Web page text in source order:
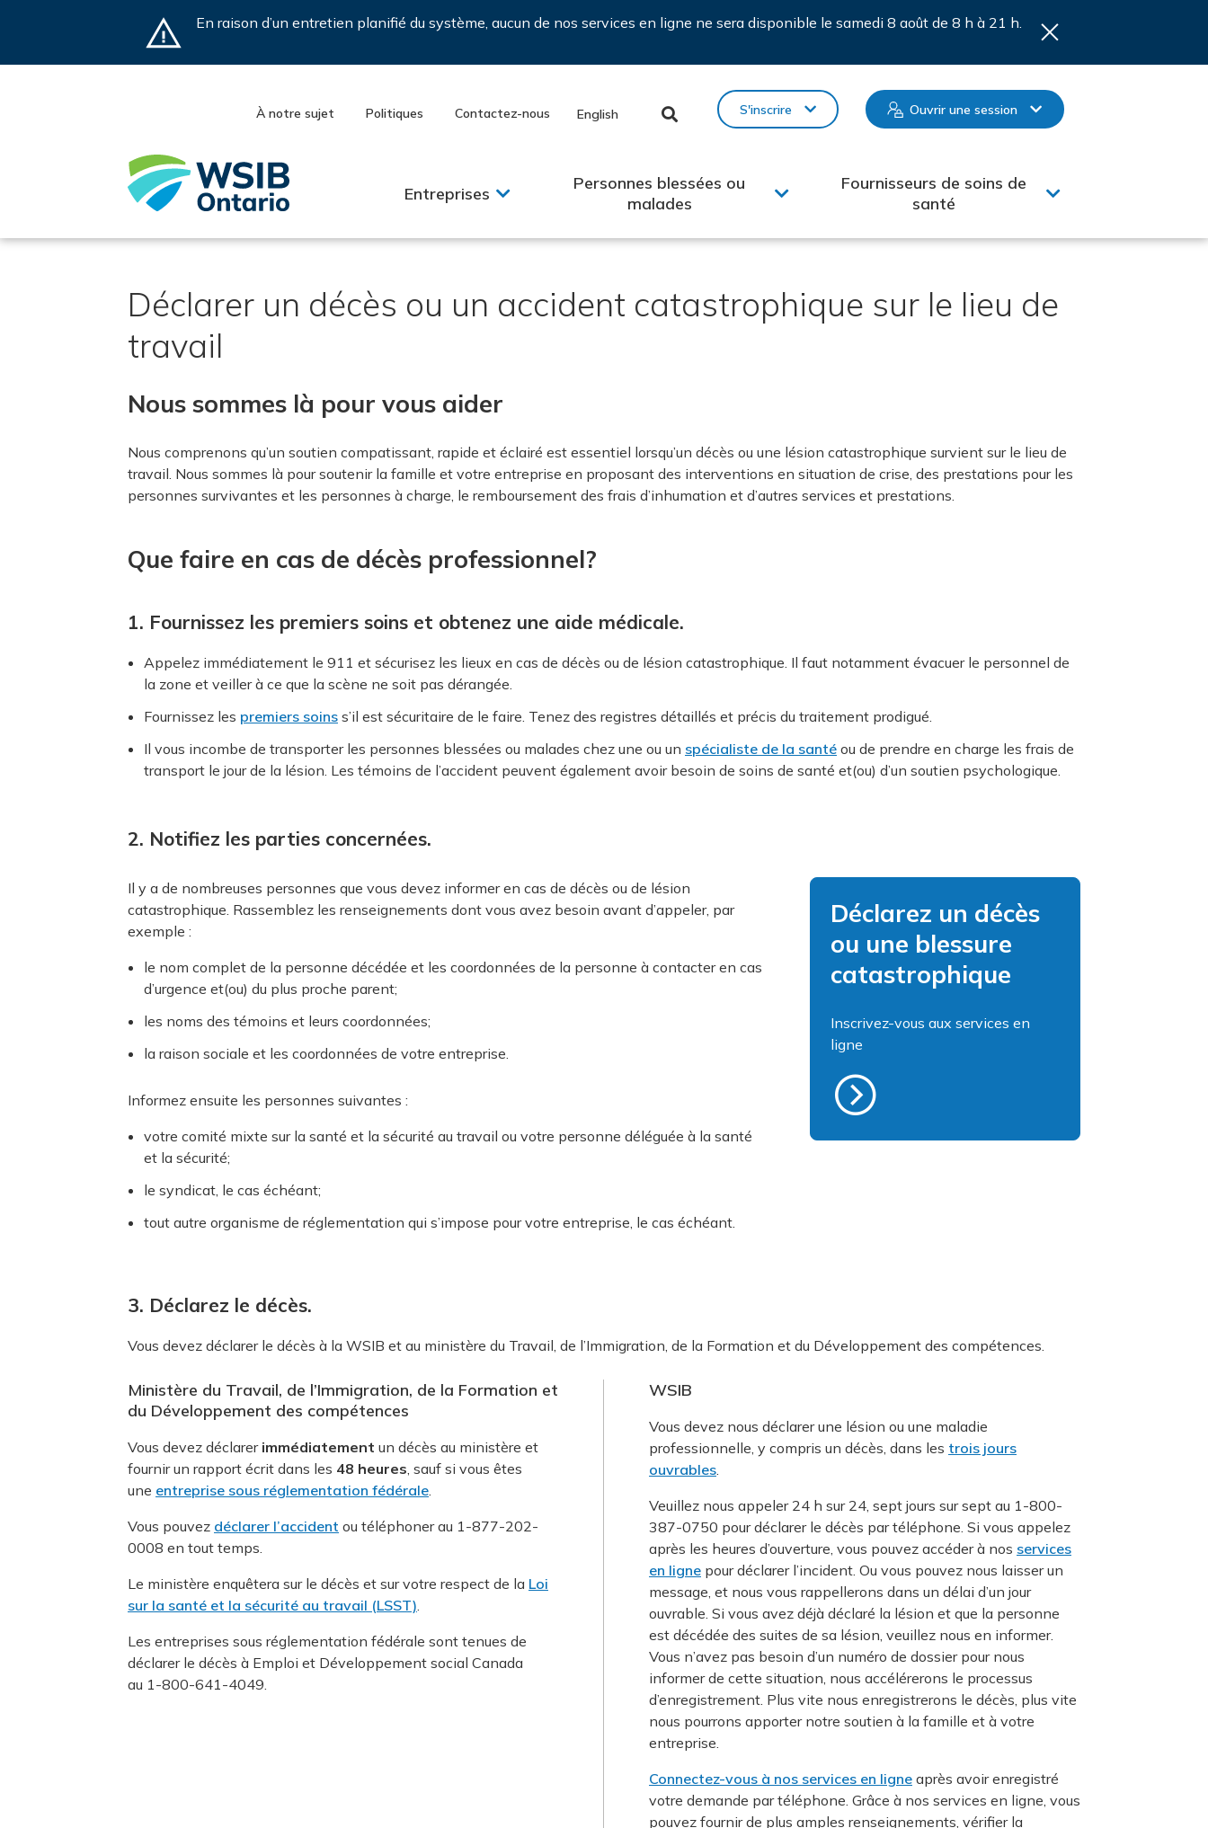
content
En raison d’un entretien planifié du système, aucun de nos services en ligne ne sera disponible le samedi 8 août de 8 h à 21 h.
À notre sujet Politiques Contactez-nous English S'inscrire Ouvrir une session
Entreprises
Personnes blessées ou
malades
Fournisseurs de soins de
santé
Déclarer un décès ou un accident catastrophique sur le lieu de
travail
Nous sommes là pour vous aider
Nous comprenons qu’un soutien compatissant, rapide et éclairé est essentiel lorsqu’un décès ou une lésion catastrophique survient sur le lieu de
travail. Nous sommes là pour soutenir la famille et votre entreprise en proposant des interventions en situation de crise, des prestations pour les
personnes survivantes et les personnes à charge, le remboursement des frais d’inhumation et d’autres services et prestations.
Que faire en cas de décès professionnel?
1. Fournissez les premiers soins et obtenez une aide médicale.
Appelez immédiatement le 911 et sécurisez les lieux en cas de décès ou de lésion catastrophique. Il faut notamment évacuer le personnel de
la zone et veiller à ce que la scène ne soit pas dérangée.
Fournissez les premiers soins s’il est sécuritaire de le faire. Tenez des registres détaillés et précis du traitement prodigué.
Il vous incombe de transporter les personnes blessées ou malades chez une ou un spécialiste de la santé ou de prendre en charge les frais de
transport le jour de la lésion. Les témoins de l’accident peuvent également avoir besoin de soins de santé et(ou) d’un soutien psychologique.
2. Notifiez les parties concernées.
Il y a de nombreuses personnes que vous devez informer en cas de décès ou de lésion
catastrophique. Rassemblez les renseignements dont vous avez besoin avant d’appeler, par
exemple :
le nom complet de la personne décédée et les coordonnées de la personne à contacter en cas
d’urgence et(ou) du plus proche parent;
les noms des témoins et leurs coordonnées;
la raison sociale et les coordonnées de votre entreprise.
Informez ensuite les personnes suivantes :
votre comité mixte sur la santé et la sécurité au travail ou votre personne déléguée à la santé
et la sécurité;
le syndicat, le cas échéant;
tout autre organisme de réglementation qui s’impose pour votre entreprise, le cas échéant.
Déclarez un décès
ou une blessure
catastrophique
Inscrivez-vous aux services en
ligne
3. Déclarez le décès.
Vous devez déclarer le décès à la WSIB et au ministère du Travail, de l’Immigration, de la Formation et du Développement des compétences.
Ministère du Travail, de l’Immigration, de la Formation et
du Développement des compétences
Vous devez déclarer immédiatement un décès au ministère et
fournir un rapport écrit dans les 48 heures , sauf si vous êtes
une entreprise sous réglementation fédérale
Vous pouvez déclarer l’accident ou téléphoner au 1-877-202-
0008 en tout temps.
Le ministère enquêtera sur le décès et sur votre respect de la Loi
sur la santé et la sécurité au travail (LSST)
Les entreprises sous réglementation fédérale sont tenues de
déclarer le décès à Emploi et Développement social Canada
au 1-800-641-4049.
WSIB
Vous devez nous déclarer une lésion ou une maladie
professionnelle, y compris un décès, dans les trois jours
ouvrables
Veuillez nous appeler 24 h sur 24, sept jours sur sept au 1-800-
387-0750 pour déclarer le décès par téléphone. Si vous appelez
après les heures d’ouverture, vous pouvez accéder à nos services
en ligne pour déclarer l’incident. Ou vous pouvez nous laisser un
message, et nous vous rappellerons dans un délai d’un jour
ouvrable. Si vous avez déjà déclaré la lésion et que la personne
est décédée des suites de sa lésion, veuillez nous en informer.
Vous n’avez pas besoin d’un numéro de dossier pour nous
informer de cette situation, nous accélérerons le processus
d’enregistrement. Plus vite nous enregistrerons le décès, plus vite
nous pourrons apporter notre soutien à la famille et à votre
entreprise.
Connectez-vous à nos services en ligne après avoir enregistré
votre demande par téléphone. Grâce à nos services en ligne, vous
pouvez fournir de plus amples renseignements, vérifier la